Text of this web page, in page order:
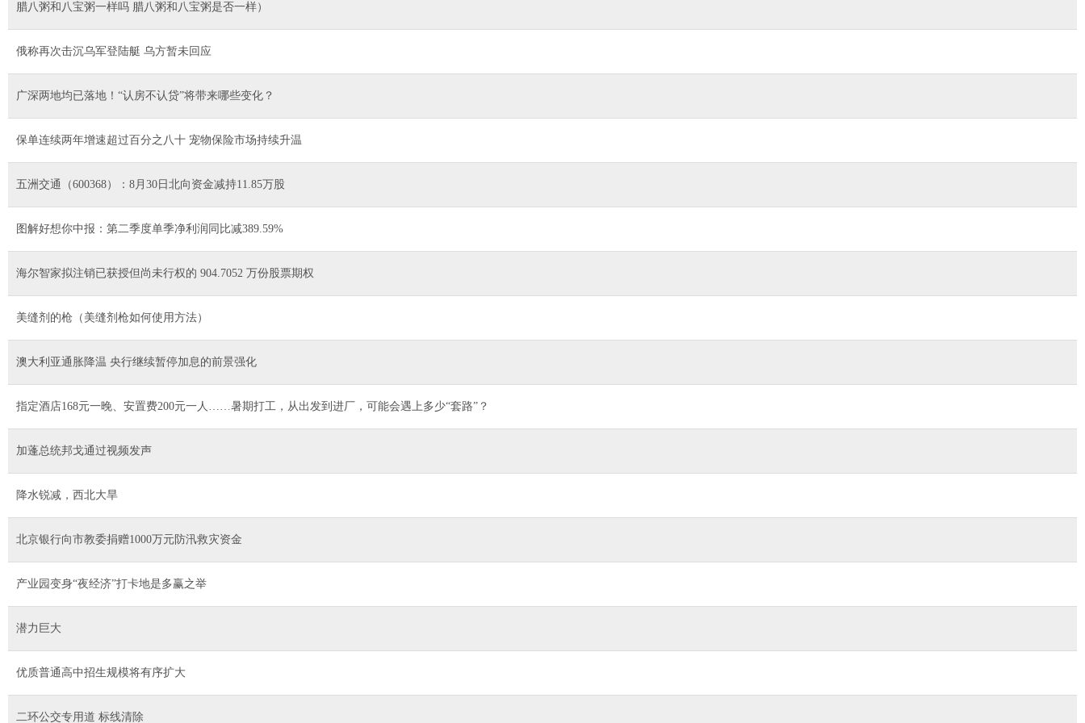
腊八粥和八宝粥一样吗 腊八粥和八宝粥是否一样）
俄称再次击沉乌军登陆艇 乌方暂未回应
广深两地均已落地！“认房不认贷”将带来哪些变化？
保单连续两年增速超过百分之八十 宠物保险市场持续升温
五洲交通（600368）：8月30日北向资金减持11.85万股
图解好想你中报：第二季度单季净利润同比减389.59%
海尔智家拟注销已获授但尚未行权的 904.7052 万份股票期权
美缝剂的枪（美缝剂枪如何使用方法）
澳大利亚通胀降温 央行继续暂停加息的前景强化
指定酒店168元一晚、安置费200元一人……暑期打工，从出发到进厂，可能会遇上多少“套路”？
加蓬总统邦戈通过视频发声
降水锐减，西北大旱
北京银行向市教委捐赠1000万元防汛救灾资金
产业园变身“夜经济”打卡地是多赢之举
潜力巨大
优质普通高中招生规模将有序扩大
二环公交专用道 标线清除